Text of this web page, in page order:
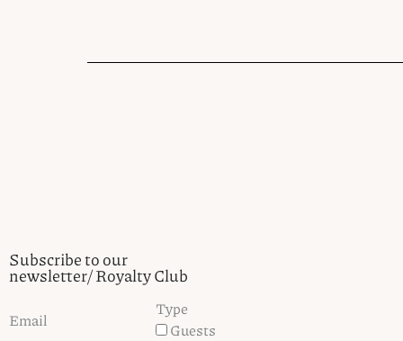
Subscribe to our
newsletter/ Royalty Club
Email
Type
Guests